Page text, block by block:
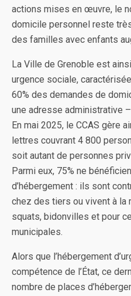
actions mises en œuvre, le
domicile personnel reste
des familles avec enfants
La Ville de Grenoble est
urgence sociale,
60% des demandes de
une adresse administrative
En mai 2025, le CCAS gère
lettres couvrant 4 800
soit autant de personnes
Parmi eux, 75% ne
d’hébergement : ils sont
chez des tiers ou vivent à la
squats, bidonvilles et pour
municipales.
Alors que l’hébergement
compétence de l’État, ce
nombre de places